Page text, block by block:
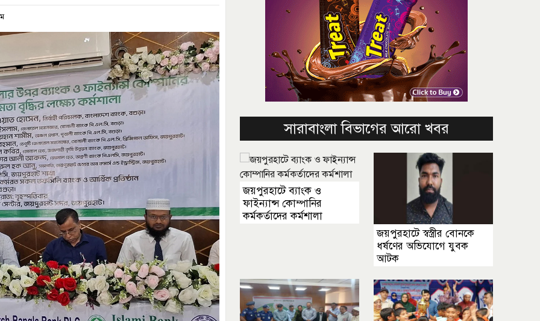
সারাবাংলা বিভাগের আরো খবর
জয়পুরহাটে ব্যাংক ও
ফাইন্যান্স কোম্পানির
কর্মকর্তাদের কর্মশালা
জয়পুরহাটে স্বস্ত্রীর বোনকে
ধর্ষণের অভিযোগে যুবক
আটক